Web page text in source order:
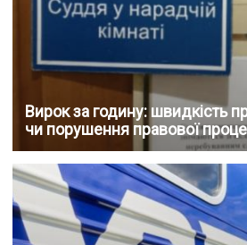
Вирок за годину: швидкість
чи порушення правової